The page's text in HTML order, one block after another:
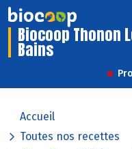
Biocoop Thonon
Bains
Accueil
Toutes nos recettes